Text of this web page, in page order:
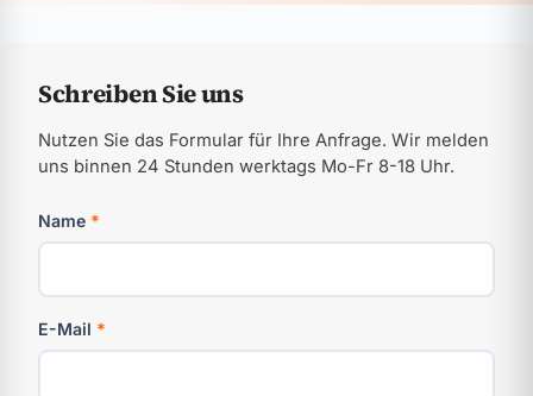
Schreiben Sie uns
Nutzen Sie das Formular für Ihre Anfrage. Wir melden
uns binnen 24 Stunden werktags Mo-Fr 8-18 Uhr.
Name *
E-Mail *